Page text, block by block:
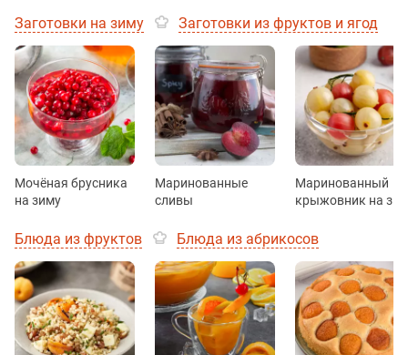
Заготовки на зиму Заготовки из фруктов и ягод
Мочёная брусника
на зиму
Маринованные
сливы
Маринованный
крыжовник на
Блюда из фруктов Блюда из абрикосов